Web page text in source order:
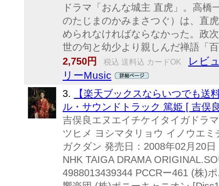
ドラマ「おんな城主 直虎」。高
のたじまのかみまさつぐ）は、直
められなければならなかった。政
世の句と幼少より親しんだ禅語「
2,750円
税込 送料込 カードOK
レビ
リーMusic
3.
【楽天ブックスならいつでも送
ル・サウンドトラック 篤姫 [ 吉俣
吉俣良エヌエイチケイタイガドラ
ツヒメ ヨシマタリョウ イノウエ
ガクダン 発売日：2008年02月20
NHK TAIGA DRAMA
4988013439344 PCCRー461 (株)